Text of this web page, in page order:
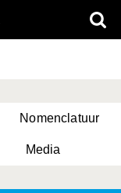
Nomenclatuur
Media